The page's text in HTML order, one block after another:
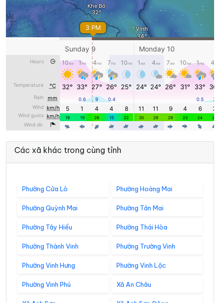
Các xã khác trong cùng tỉnh
Phường Cửa Lò Phường Hoàng Mai
Phường Quỳnh Mai Phường Tân Mai
Phường Tây Hiếu Phường Thái Hòa
Phường Thành Vinh Phường Trường Vinh
Phường Vinh Hưng Phường Vinh Lộc
Phường Vinh Phú Xã An Châu